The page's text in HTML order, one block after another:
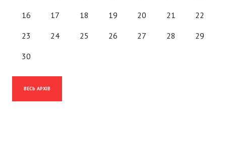
16 17 18 19 20 21 22
23 24 25 26 27 28 29
30
ВЕСЬ АРХІВ